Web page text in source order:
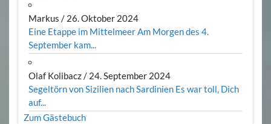
Markus / 26. Oktober 2024
Eine Etappe im Mittelmeer Am Morgen des 4.
September kam...
Olaf Kolibacz/ 24. September 2024
Segeltörn von Sizilien nach Sardinien Es war toll, Dich
auf...
Zum Gästebuch